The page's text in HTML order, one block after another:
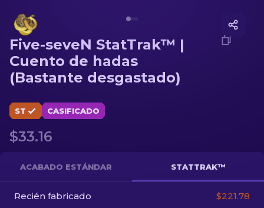
Fusiles
Fusiles de Francotirador
Cuchillos
Guantes
Cajas
Otro
ES
Five-seveN StatTrak™ |
Cuento de hadas
(Bastante desgastado)
ST CASIFICADO
$33.16
ACABADO ESTÁNDAR STATTRAK™
Recién fabricado $221.78